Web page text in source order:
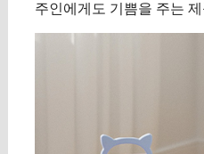
주인에게도 기쁨을 주는